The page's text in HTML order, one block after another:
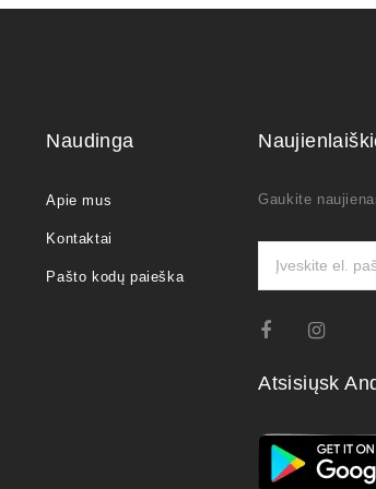
Naudinga
Apie mus
Kontaktai
Pašto kodų paieška
Gaukite
Atsisiųsk